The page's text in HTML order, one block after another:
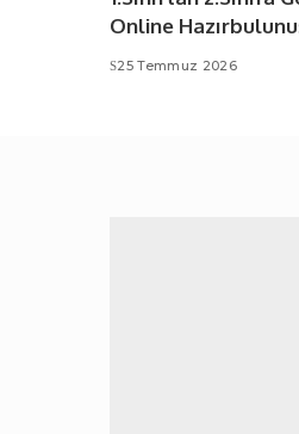
Online
25 Temmuz 2026